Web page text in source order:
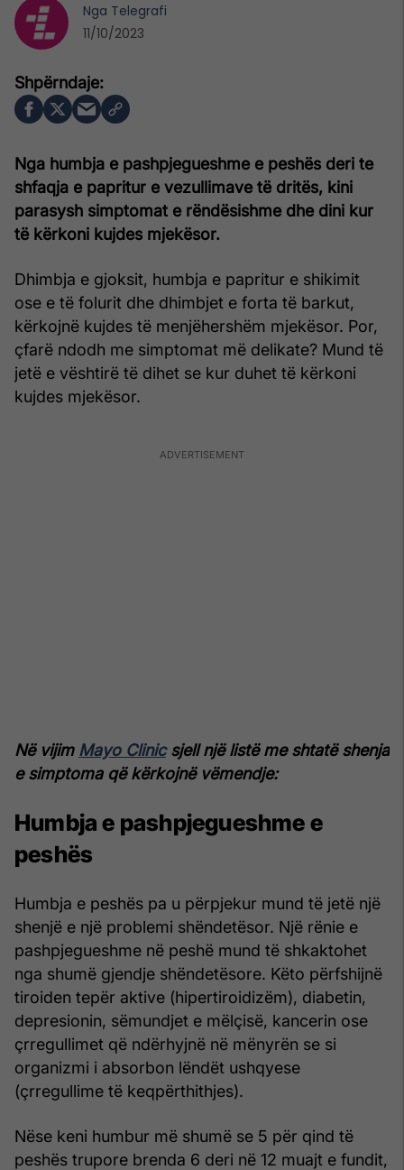
Nga humbja e pashpjegueshme e peshës deri te
shfaqja e papritur e vezullimave të dritës, kini
parasysh simptomat e rëndësishme dhe dini kur
të kërkoni kujdes mjekësor.
Dhimbja e gjoksit, humbja e papritur e shikimit
ose e të folurit dhe dhimbjet e forta të barkut,
kërkojnë kujdes të menjëhershëm mjekësor. Por,
çfarë ndodh me simptomat më delikate? Mund të
jetë e vështirë të dihet se kur duhet të kërkoni
kujdes mjekësor.
Në vijim Mayo Clinicsjell një listë me shtatë shenja
e simptoma që kërkojnë vëmendje:
Humbja e pashpjegueshme e
peshës
Humbja e peshës pa u përpjekur mund të jetë një
shenjë e një problemi shëndetësor. Një rënie e
pashpjegueshme në peshë mund të shkaktohet
nga shumë gjendje shëndetësore. Këto përfshijnë
tiroiden tepër aktive (hipertiroidizëm), diabetin,
depresionin, sëmundjet e mëlçisë, kancerin ose
çrregullimet që ndërhyjnë në mënyrën se si
organizmi i absorbon lëndët ushqyese
(çrregullime të keqpërthithjes).
Nëse keni humbur më shumë se 5 për qind të
peshës trupore brenda 6 deri në 12 muajt e fundit,
Nga Telegrafi
11/10/2023